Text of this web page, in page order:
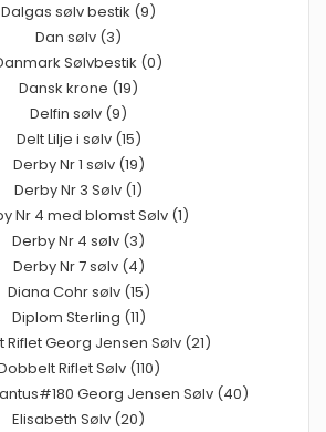
Dalgas sølv bestik (9)
Dan sølv (3)
Sølvbestik (0)
Dansk krone (19)
Delfin sølv (9)
Delt Lilje i sølv (15)
Derby Nr 1 sølv (19)
Derby Nr 3 Sølv (1)
Nr 4 med blomst Sølv (1)
Derby Nr 4 sølv (3)
Derby Nr 7 sølv (4)
Diana Cohr sølv (15)
Diplom Sterling (11)
Riflet Georg Jensen Sølv (21)
Riflet Sølv (110)
Georg Jensen Sølv (40)
Elisabeth Sølv (20)